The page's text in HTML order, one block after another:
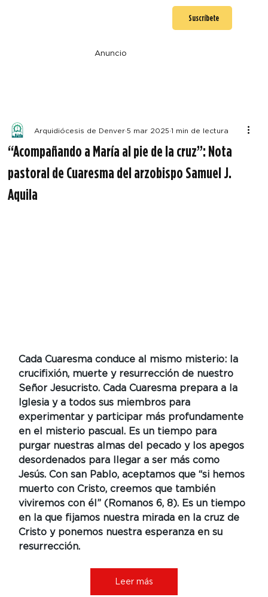
Suscríbete
Anuncio
“Acompañando a María al pie de la cruz”: Nota
pastoral de Cuaresma del arzobispo Samuel J.
Aquila
Arquidiócesis de Denver 5 mar 2025 1 min de lectura
Cada Cuaresma conduce al mismo misterio: la
crucifixión, muerte y resurrección de nuestro
Señor Jesucristo. Cada Cuaresma prepara a la
Iglesia y a todos sus miembros para
experimentar y participar más profundamente
en el misterio pascual. Es un tiempo para
purgar nuestras almas del pecado y los apegos
desordenados para llegar a ser más como
Jesús. Con san Pablo, aceptamos que “si hemos
muerto con Cristo, creemos que también
viviremos con él” (Romanos 6, 8). Es un tiempo
en la que fijamos nuestra mirada en la cruz de
Cristo y ponemos nuestra esperanza en su
resurrección.
Leer más